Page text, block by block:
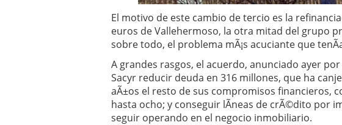
El motivo de este cambio de tercio es la
euros de Vallehermoso, la otra mitad del grupo
sobre todo, el problema mÃ¡s acuciante que
A grandes rasgos, el acuerdo, anunciado ayer
Sacyr reducir deuda en 316 millones, que ha
aÃ±os el resto de sus compromisos financieros,
hasta ocho; y conseguir lÃ­neas de crÃ©dito por
seguir operando en el negocio inmobiliario.